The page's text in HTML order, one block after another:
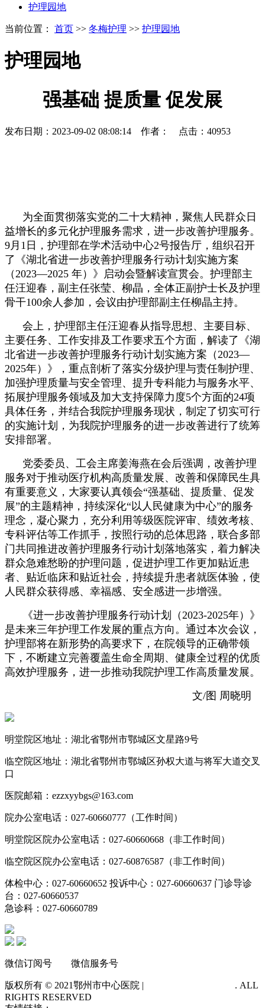
护理园地
当前位置： 首页 >> 冬梅护理 >> 护理园地
护理园地
强基础 提质量 促发展
发布日期：2023-09-02 08:08:14 作者： 点击：40953
为全面贯彻落实党的二十大精神，聚焦人民群众日
益增长的多元化护理服务需求，进一步改善护理服务。
9月1日，护理部在学术活动中心2号报告厅，组织召开
了《湖北省进一步改善护理服务行动计划实施方案
（2023—2025 年）》启动会暨解读宣贯会。护理部主
任汪迎春，副主任张莹、柳晶，全体正副护士长及护理
骨干100余人参加，会议由护理部副主任柳晶主持。
会上，护理部主任汪迎春从指导思想、主要目标、
主要任务、工作安排及工作要求五个方面，解读了《湖
北省进一步改善护理服务行动计划实施方案（2023—
2025年）》，重点剖析了落实分级护理与责任制护理、
加强护理质量与安全管理、提升专科能力与服务水平、
拓展护理服务领域及加大支持保障力度5个方面的24项
具体任务，并结合我院护理服务现状，制定了切实可行
的实施计划，为我院护理服务的进一步改善进行了统筹
安排部署。
党委委员、工会主席姜海燕在会后强调，改善护理
服务对于推动医疗机构高质量发展、改善和保障民生具
有重要意义，大家要认真领会“强基础、提质量、促发
展”的主题精神，持续深化“以人民健康为中心”的服务
理念，凝心聚力，充分利用等级医院评审、绩效考核、
专科评估等工作抓手，按照行动的总体思路，联合多部
门共同推进改善护理服务行动计划落地落实，着力解决
群众急难愁盼的护理问题，促进护理工作更加贴近患
者、贴近临床和贴近社会，持续提升患者就医体验，使
人民群众获得感、幸福感、安全感进一步增强。
《进一步改善护理服务行动计划（2023-2025年）》
是未来三年护理工作发展的重点方向。通过本次会议，
护理部将在新形势的高要求下，在院领导的正确带领
下，不断建立完善覆盖生命全周期、健康全过程的优质
高效护理服务，进一步推动我院护理工作高质量发展。
文/图 周晓明
明堂院区地址：湖北省鄂州市鄂城区文星路9号
临空院区地址：湖北省鄂州市鄂城区孙权大道与将军大道交叉
口
医院邮箱：ezzxyybgs@163.com
院办公室电话：027-60660777（工作时间）
明堂院区院办公室电话：027-60660668（非工作时间）
临空院区院办公室电话：027-60876587（非工作时间）
体检中心：027-60660652 投诉中心：027-60660637 门诊导诊
台：027-60660537
急诊科：027-60660789
微信订阅号 微信服务号
版权所有 © 2021鄂州市中心医院 |
. ALL
RIGHTS RESERVED